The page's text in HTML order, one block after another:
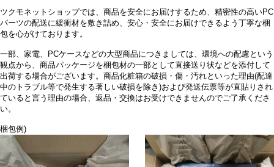
ツクモネットショップでは、商品を安全にお届けするため、精密性の高いPC
パーツの配送に緩衝材を敷き詰め、安心・安全にお届けできるよう丁寧な梱
包を心がけております。
一部、家電、PCケースなどの大型商品につきましては、環境への配慮という
観点から、商品パッケージを梱包材の一部として直接送り状などを添付して
出荷する場合がございます。商品化粧箱の破損・傷・汚れといった理由(配達
中のトラブル等で発生する著しい破損を除き)および発送伝票等が直貼りされ
ていると言う理由の場合、返品・交換はお受けできませんのでご了承くださ
い。
梱包例)